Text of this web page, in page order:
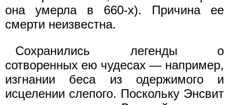
она умерла в 660-х). Причина ее
смерти неизвестна.
Сохранились легенды о
сотворенных ею чудесах — например,
изгнании беса из одержимого и
исцелении слепого. Поскольку Энсвит